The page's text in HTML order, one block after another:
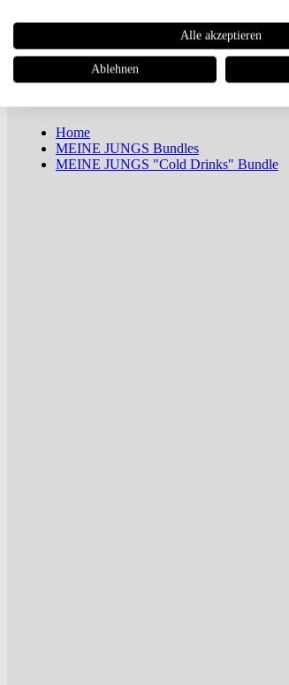
Newsletter
Home
MEINE JUNGS Bundles
MEINE JUNGS "Cold Drinks" Bundle
Alle akzeptieren
Ablehnen